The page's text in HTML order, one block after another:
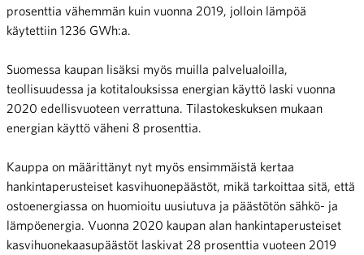
prosenttia vähemmän kuin vuonna 2019, jolloin lämpöä
käytettiin 1236 GWh:a.
Suomessa kaupan lisäksi myös muilla palvelualoilla,
teollisuudessa ja kotitalouksissa energian käyttö laski vuonna
2020 edellisvuoteen verrattuna. Tilastokeskuksen mukaan
energian käyttö väheni 8 prosenttia.
Kauppa on määrittänyt nyt myös ensimmäistä kertaa
hankintaperusteiset kasvihuonepäästöt, mikä tarkoittaa sitä, että
ostoenergiassa on huomioitu uusiutuva ja päästötön sähkö- ja
lämpöenergia. Vuonna 2020 kaupan alan hankintaperusteiset
kasvihuonekaasupäästöt laskivat 28 prosenttia vuoteen 2019